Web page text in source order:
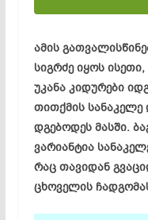
ამის
სიგრძე იყოს
უკანა კიდურები
თითქმის
დგებოდეს მასში.
ვარიანტია
რაც თავიდან
ცხოველის